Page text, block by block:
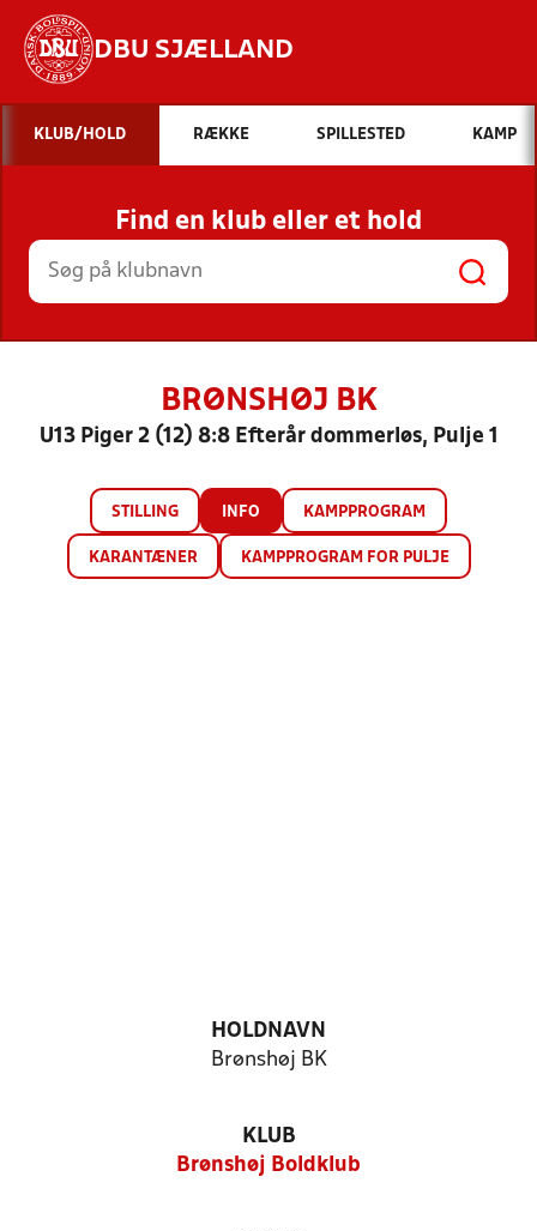
DBU SJÆLLAND
Hvad vil du søge efter?
INDHOLD OG NYHEDER
STILLINGER, RESULTATER, KLUBBER OG
HOLD
KLUB/HOLD RÆKKE SPILLESTED KAMP
Find en klub eller et hold
BRØNSHØJ BK
U13 Piger 2 (12) 8:8 Efterår dommerløs, Pulje 1
STILLING INFO KAMPPROGRAM
KARANTÆNER KAMPPROGRAM FOR PULJE
HOLDNAVN
Brønshøj BK
KLUB
Brønshøj Boldklub